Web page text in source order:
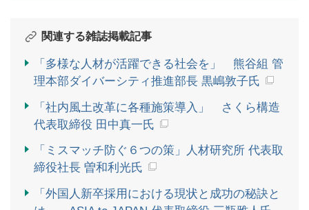
関連する雑誌掲載記事
「多様な人材が活躍できる社会を」 熊谷組 管
理本部ダイバーシティ推進部長 黒嶋敦子氏
「社内風土改革に各種施策導入」 さくら構造
代表取締役 田中真一氏
「ミスマッチ防ぐ６つの策」人材研究所 代表取
締役社長 曽和利光氏
「外国人新卒採用における現状と成功の秘訣と